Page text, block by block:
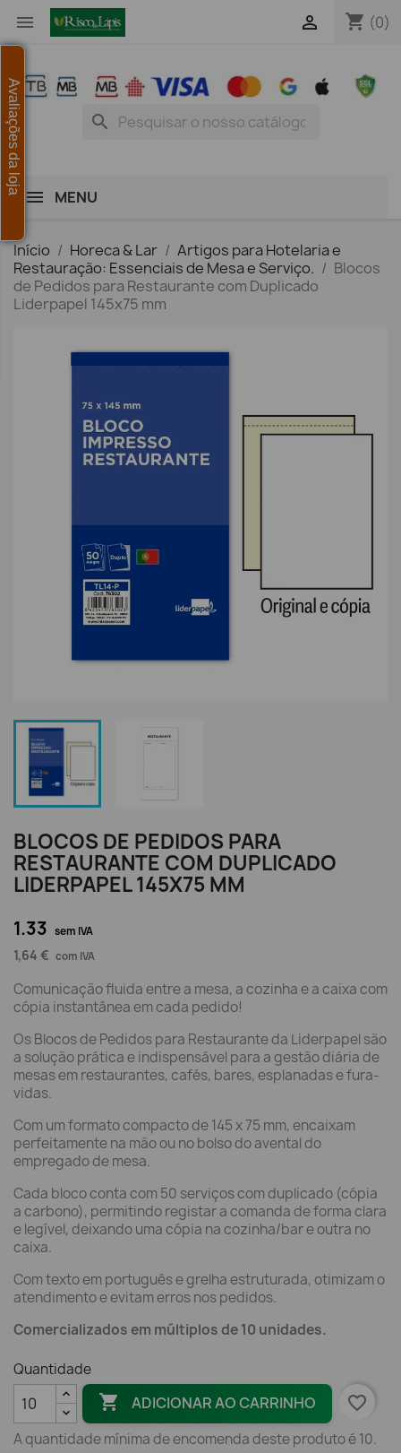
 shopping_cart (0)

search
MENU
Início Horeca & Lar
Artigos para Hotelaria e
Restauração: Essenciais de Mesa e Serviço.
Blocos
de Pedidos para Restaurante com Duplicado
Liderpapel 145x75 mm
BLOCOS DE PEDIDOS PARA
RESTAURANTE COM DUPLICADO
LIDERPAPEL 145X75 MM
1.33 sem IVA
1,64 € com IVA
Comunicação fluida entre a mesa, a cozinha e a caixa com
cópia instantânea em cada pedido!
Os Blocos de Pedidos para Restaurante da Liderpapel são
a solução prática e indispensável para a gestão diária de
mesas em restaurantes, cafés, bares, esplanadas e fura-
vidas.
Com um formato compacto de 145 x 75 mm, encaixam
perfeitamente na mão ou no bolso do avental do
empregado de mesa.
Cada bloco conta com 50 serviços com duplicado (cópia
a carbono), permitindo registar a comanda de forma clara
e legível, deixando uma cópia na cozinha/bar e outra no
caixa.
Com texto em português e grelha estruturada, otimizam o
atendimento e evitam erros nos pedidos.
Comercializados em múltiplos de 10 unidades.
Quantidade
 ADICIONAR AO CARRINHO favorite_border
A quantidade mínima de encomenda deste produto é 10.
Avaliações da loja